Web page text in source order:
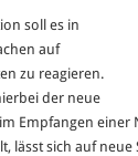
soll es in
auf
zu reagieren.
der neue
Empfangen einer
lässt sich auf neue